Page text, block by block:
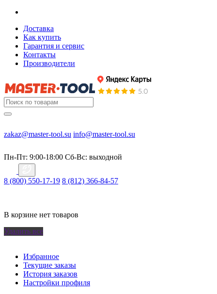
Доставка
Как купить
Гарантия и сервис
Контакты
Производители
zakaz@master-tool.su info@master-tool.su
Пн-Пт: 9:00-18:00 Cб-Вс: выходной
8 (800) 550-17-19 8 (812) 366-84-57
В корзине нет товаров
Удалить все
Избранное
Текущие заказы
История заказов
Настройки профиля